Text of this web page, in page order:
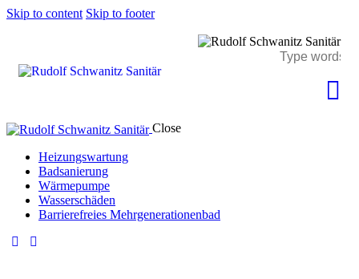
Skip to content Skip to footer
Close
Heizungswartung
Badsanierung
Wärmepumpe
Wasserschäden
Barrierefreies Mehrgenerationenbad